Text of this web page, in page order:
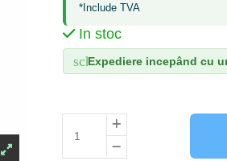
*Include TVA
In stoc
schedule
Expediere incepând cu